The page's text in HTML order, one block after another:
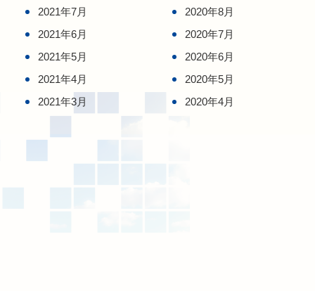
2021年7月
2021年6月
2021年5月
2021年4月
2021年3月
2020年8月
2020年7月
2020年6月
2020年5月
2020年4月